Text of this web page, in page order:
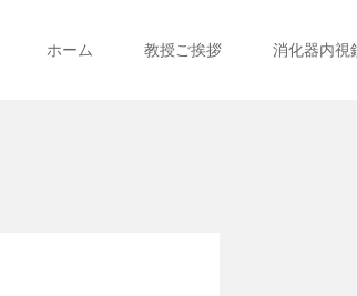
ホーム 教授ご挨拶 消化器内視